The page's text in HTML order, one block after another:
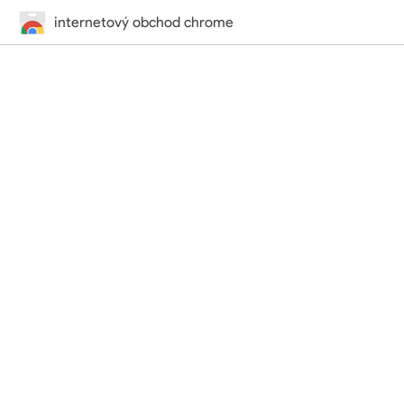
internetový obchod chrome